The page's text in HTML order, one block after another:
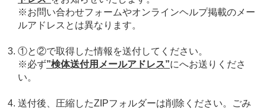
※お問い合わせフォームやオンラインヘルプ掲載のメー
ルアドレスとは異なります。
①と②で取得した情報を送付してください。
※必ず”検体送付用メールアドレス”にへお送りくださ
い。
送付後、圧縮したZIPフォルダーは削除ください。ごみ